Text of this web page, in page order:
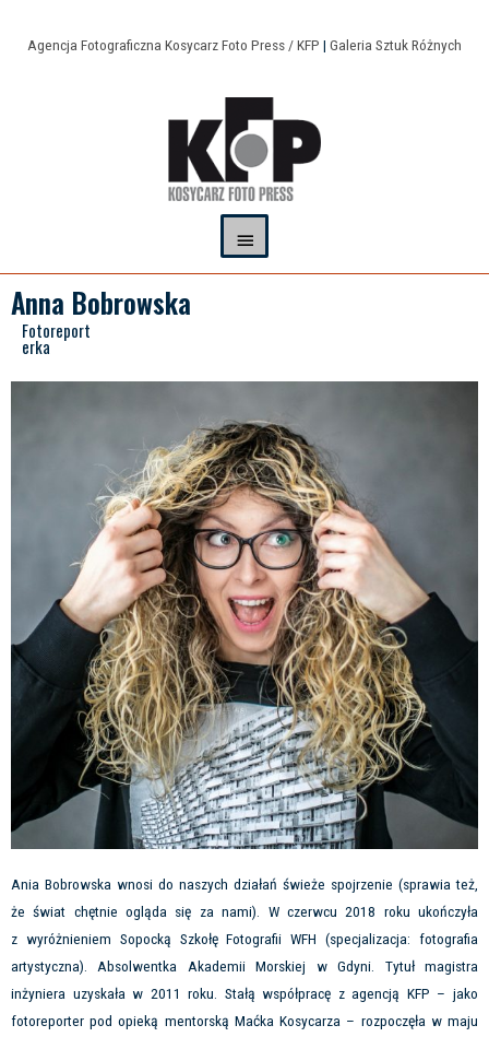
Agencja Fotograficzna Kosycarz Foto Press / KFP | Galeria Sztuk Różnych
Anna Bobrowska
Fotoreport
erka
Ania Bobrowska wnosi do naszych działań świeże spojrzenie (sprawia też,
że świat chętnie ogląda się za nami). W czerwcu 2018 roku ukończyła
z wyróżnieniem Sopocką Szkołę Fotografii WFH (specjalizacja: fotografia
artystyczna). Absolwentka Akademii Morskiej w Gdyni. Tytuł magistra
inżyniera uzyskała w 2011 roku. Stałą współpracę z agencją KFP – jako
fotoreporter pod opieką mentorską Maćka Kosycarza – rozpoczęła w maju